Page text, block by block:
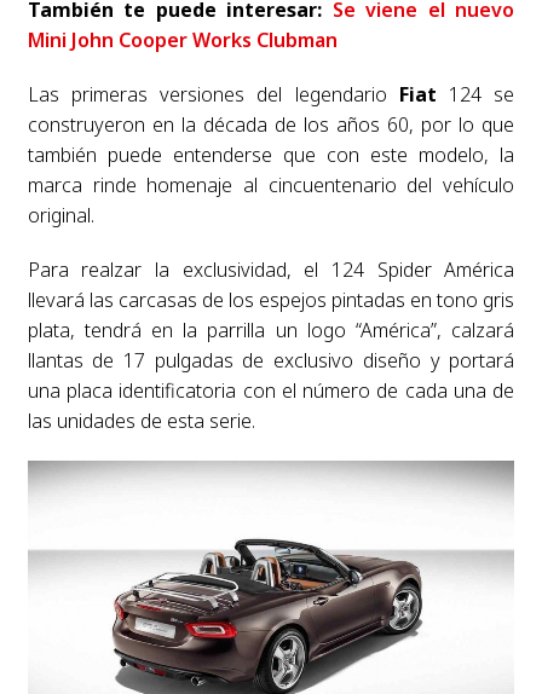
También te puede interesar: Se viene el nuevo
Mini John Cooper Works Clubman
Las primeras versiones del legendario Fiat 124 se
construyeron en la década de los años 60, por lo que
también puede entenderse que con este modelo, la
marca rinde homenaje al cincuentenario del vehículo
original.
Para realzar la exclusividad, el 124 Spider América
llevará las carcasas de los espejos pintadas en tono gris
plata, tendrá en la parrilla un logo “América”, calzará
llantas de 17 pulgadas de exclusivo diseño y portará
una placa identificatoria con el número de cada una de
las unidades de esta serie.